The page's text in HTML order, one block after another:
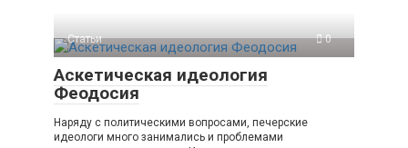
Статьи 0
Аскетическая идеология
Феодосия
Наряду с политическими вопросами, печерские
идеологи много занимались и проблемами